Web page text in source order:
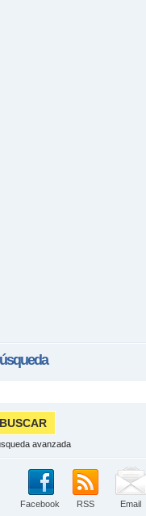
avanzada
Facebook RSS Email